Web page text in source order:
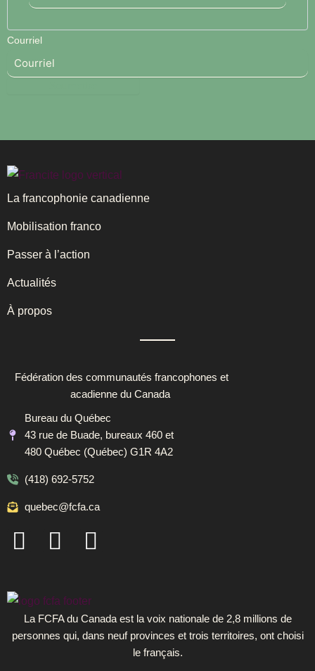
Courriel
La francophonie canadienne
Mobilisation franco
Passer à l’action
Actualités
À propos
Fédération des communautés francophones et
acadienne du Canada
Bureau du Québec
43 rue de Buade, bureaux 460 et
480 Québec (Québec) G1R 4A2
(418) 692-5752
quebec@fcfa.ca
F
a
e
b
o
I
n
t
a
g
L
i
k
e
d
La FCFA du Canada est la voix nationale de 2,8 millions de
personnes qui, dans neuf provinces et trois territoires, ont choisi
le français.